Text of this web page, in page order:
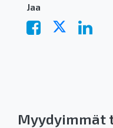
Jaa
Myydyimmät